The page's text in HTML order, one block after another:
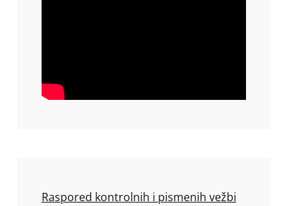
Raspored kontrolnih i pismenih vežbi